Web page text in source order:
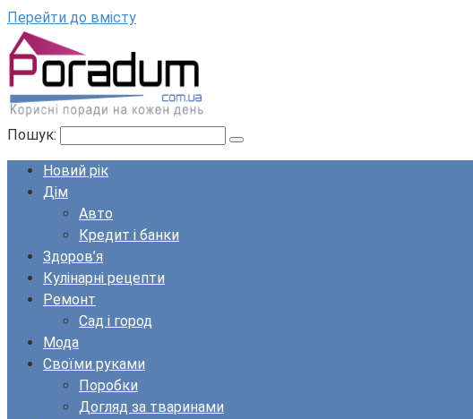
Перейти до вмісту
Пошук:
Новий рік
Дім
Авто
Кредит і банки
Здоров’я
Кулінарні рецепти
Ремонт
Сад і город
Мода
Своїми руками
Поробки
Догляд за тваринами